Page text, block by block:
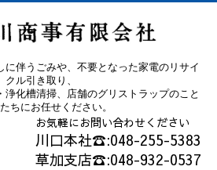
に伴うごみや、不要となった家電のリサイ
クル引き取り、
浄化槽清掃、店舗のグリストラップのこと
ちにお任せください。
お気軽にお問い合わせください
川口本社☎:048-255-5383
草加支店☎:048-932-0537